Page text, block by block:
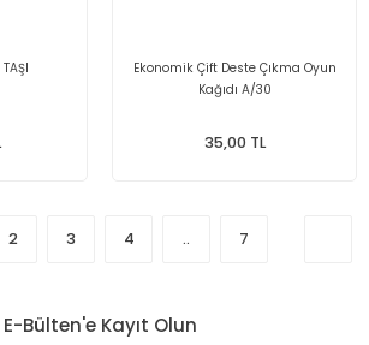
TAŞI
Ekonomik Çift Deste Çıkma Oyun
Kağıdı A/30
35,00 TL
2 3 4 .. 7
E-Bülten'e Kayıt Olun